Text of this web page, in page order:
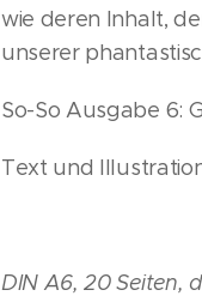
wie deren Inhalt,
unserer
So-So Ausgabe 6:
Text und
DIN A6, 20 Seiten,